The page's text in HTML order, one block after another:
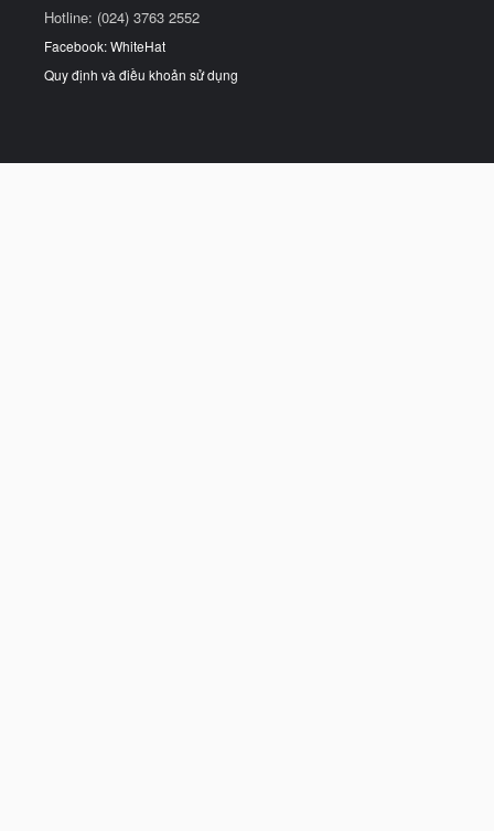
Hotline: (024) 3763 2552
Facebook: WhiteHat
Quy định và điều khoản sử dụng